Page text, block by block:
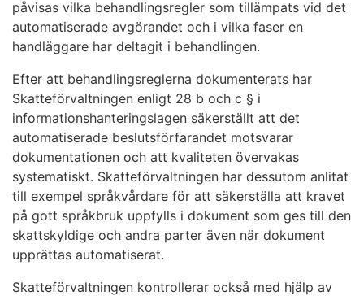
påvisas vilka behandlingsregler som tillämpats vid det
automatiserade avgörandet och i vilka faser en
handläggare har deltagit i behandlingen.
Efter att behandlingsreglerna dokumenterats har
Skatteförvaltningen enligt 28 b och c § i
informationshanteringslagen säkerställt att det
automatiserade beslutsförfarandet motsvarar
dokumentationen och att kvaliteten övervakas
systematiskt. Skatteförvaltningen har dessutom anlitat
till exempel språkvårdare för att säkerställa att kravet
på gott språkbruk uppfylls i dokument som ges till den
skattskyldige och andra parter även när dokument
upprättas automatiserat.
Skatteförvaltningen kontrollerar också med hjälp av